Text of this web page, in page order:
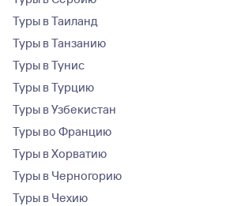
Туры в Таиланд
Туры в Танзанию
Туры в Тунис
Туры в Турцию
Туры в Узбекистан
Туры во Францию
Туры в Хорватию
Туры в Черногорию
Туры в Чехию